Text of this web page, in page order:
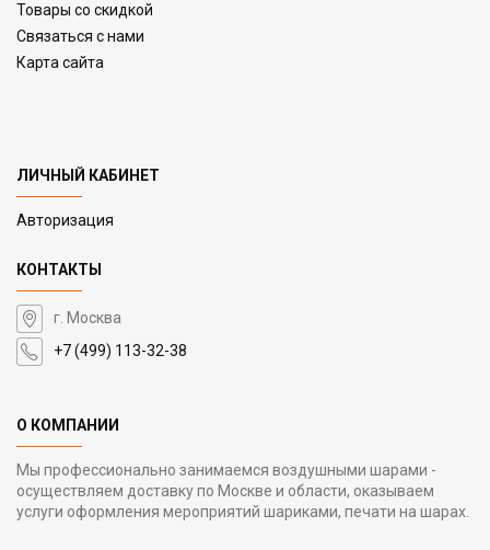
Товары со скидкой
Связаться с нами
Карта сайта
ЛИЧНЫЙ КАБИНЕТ
Авторизация
КОНТАКТЫ
г. Москва
+7 (499) 113-32-38
О КОМПАНИИ
Мы профессионально занимаемся воздушными шарами -
осуществляем доставку по Москве и области, оказываем
услуги оформления мероприятий шариками, печати на шарах.